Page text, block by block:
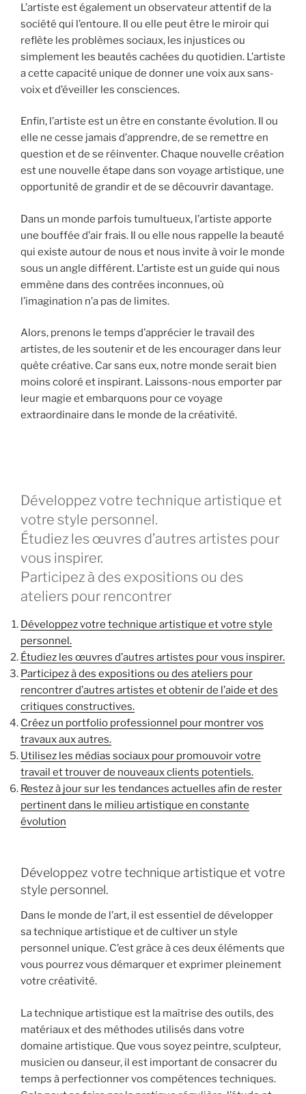
L’artiste est également un observateur attentif de la
société qui l’entoure. Il ou elle peut être le miroir qui
reflète les problèmes sociaux, les injustices ou
simplement les beautés cachées du quotidien. L’artiste
a cette capacité unique de donner une voix aux sans-
voix et d’éveiller les consciences.
Enfin, l’artiste est un être en constante évolution. Il ou
elle ne cesse jamais d’apprendre, de se remettre en
question et de se réinventer. Chaque nouvelle création
est une nouvelle étape dans son voyage artistique, une
opportunité de grandir et de se découvrir davantage.
Dans un monde parfois tumultueux, l’artiste apporte
une bouffée d’air frais. Il ou elle nous rappelle la beauté
qui existe autour de nous et nous invite à voir le monde
sous un angle différent. L’artiste est un guide qui nous
emmène dans des contrées inconnues, où
l’imagination n’a pas de limites.
Alors, prenons le temps d’apprécier le travail des
artistes, de les soutenir et de les encourager dans leur
quête créative. Car sans eux, notre monde serait bien
moins coloré et inspirant. Laissons-nous emporter par
leur magie et embarquons pour ce voyage
extraordinaire dans le monde de la créativité.
Développez votre technique artistique et
votre style personnel.
Étudiez les œuvres d’autres artistes pour
vous inspirer.
Participez à des expositions ou des
ateliers pour rencontrer
Développez votre technique artistique et votre style
personnel.
Étudiez les œuvres d’autres artistes pour vous inspirer.
Participez à des expositions ou des ateliers pour
rencontrer d’autres artistes et obtenir de l’aide et des
critiques constructives.
Créez un portfolio professionnel pour montrer vos
travaux aux autres.
Utilisez les médias sociaux pour promouvoir votre
travail et trouver de nouveaux clients potentiels.
Restez à jour sur les tendances actuelles afin de rester
pertinent dans le milieu artistique en constante
évolution
Développez votre technique artistique et votre
style personnel.
Dans le monde de l’art, il est essentiel de développer
sa technique artistique et de cultiver un style
personnel unique. C’est grâce à ces deux éléments que
vous pourrez vous démarquer et exprimer pleinement
votre créativité.
La technique artistique est la maîtrise des outils, des
matériaux et des méthodes utilisés dans votre
domaine artistique. Que vous soyez peintre, sculpteur,
musicien ou danseur, il est important de consacrer du
temps à perfectionner vos compétences techniques.